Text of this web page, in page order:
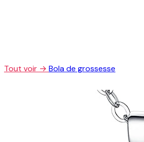
Tout voir → Bola de grossesse